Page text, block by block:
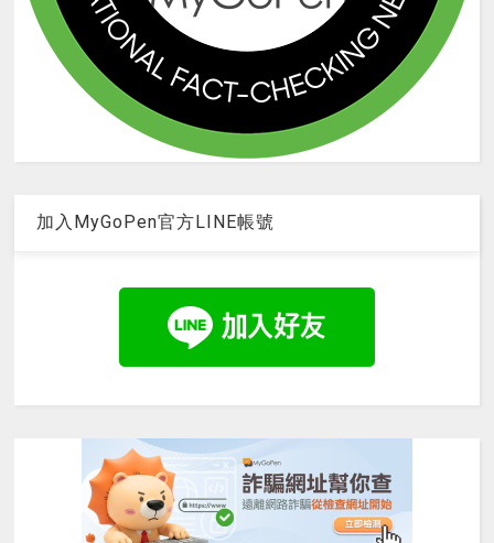
加入MyGoPen官方LINE帳號